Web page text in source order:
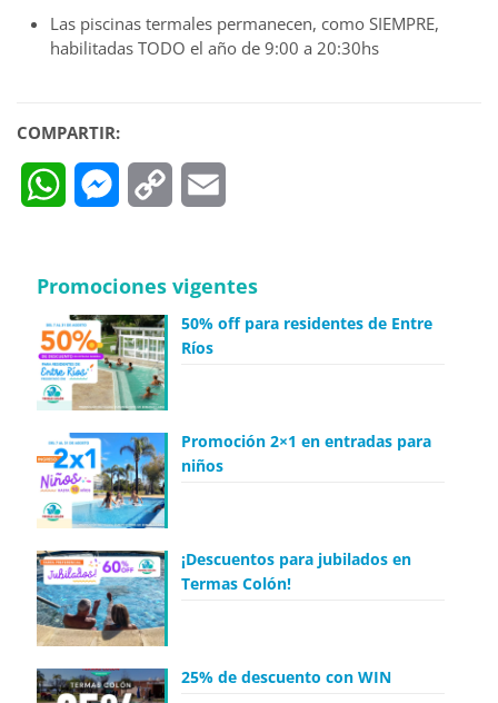
Las piscinas termales permanecen, como SIEMPRE,
habilitadas TODO el año de 9:00 a 20:30hs
COMPARTIR:
WhatsAppMessenger
Copy
Promociones vigentes
50% off para residentes de Entre
Ríos
Promoción 2×1 en entradas para
niños
¡Descuentos para jubilados en
Termas Colón!
25% de descuento con WIN